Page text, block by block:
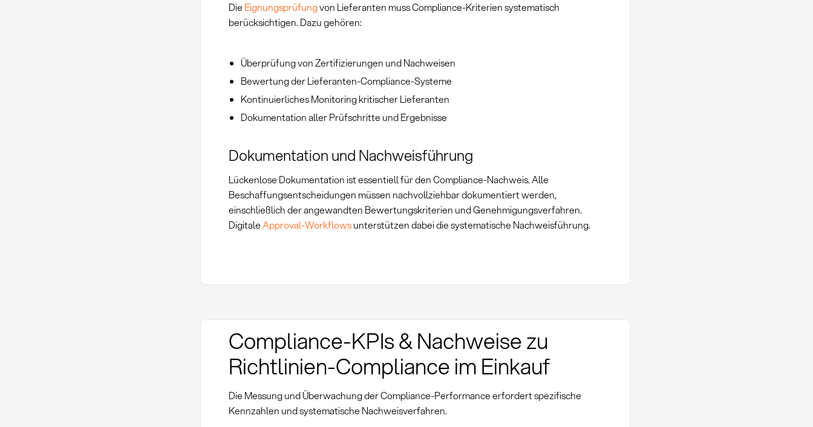
Die Eignungsprüfungvon Lieferanten muss Compliance-Kriterien systematisch
berücksichtigen. Dazu gehören:
Überprüfung von Zertifizierungen und Nachweisen
Bewertung der Lieferanten-Compliance-Systeme
Kontinuierliches Monitoring kritischer Lieferanten
Dokumentation aller Prüfschritte und Ergebnisse
Dokumentation und Nachweisführung
Lückenlose Dokumentation ist essentiell für den Compliance-Nachweis. Alle
Beschaffungsentscheidungen müssen nachvollziehbar dokumentiert werden,
einschließlich der angewandten Bewertungskriterien und Genehmigungsverfahren.
DigitaleApproval-Workflowsunterstützen dabei die systematische Nachweisführung.
Compliance-KPIs & Nachweise zu
Richtlinien-Compliance im Einkauf
Die Messung und Überwachung der Compliance-Performance erfordert spezifische
Kennzahlen und systematische Nachweisverfahren.